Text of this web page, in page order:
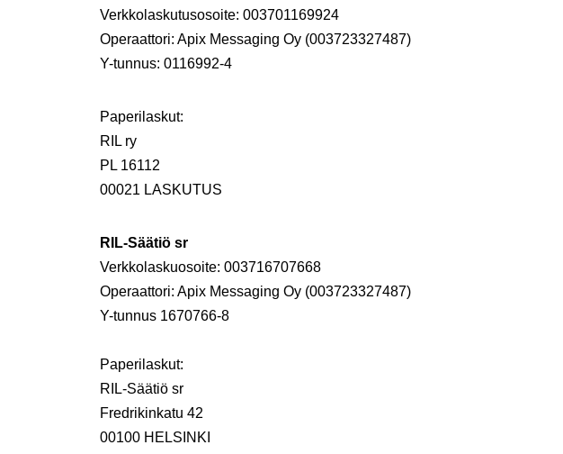
Verkkolaskutusosoite: 003701169924
Operaattori: Apix Messaging Oy (003723327487)
Y-tunnus: 0116992-4
Paperilaskut:
RIL ry
PL 16112
00021 LASKUTUS
RIL-Säätiö sr
Verkkolaskuosoite: 003716707668
Operaattori: Apix Messaging Oy (003723327487)
Y-tunnus 1670766-8
Paperilaskut:
RIL-Säätiö sr
Fredrikinkatu 42
00100 HELSINKI